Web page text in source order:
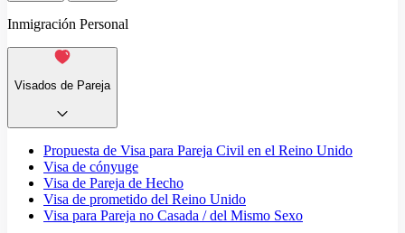
Inmigración Personal
Visados de Pareja
Propuesta de Visa para Pareja Civil en el Reino Unido
Visa de cónyuge
Visa de Pareja de Hecho
Visa de prometido del Reino Unido
Visa para Pareja no Casada / del Mismo Sexo